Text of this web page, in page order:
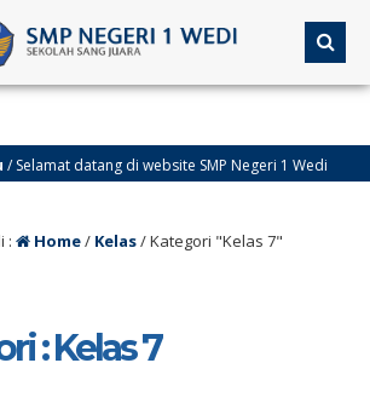
Selamat datang di website SMP Negeri 1 Wedi
: Home/ Kelas/Kategori "Kelas 7"
: Kelas 7